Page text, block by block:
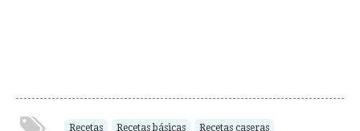
Recetas Recetas básicas Recetas caseras